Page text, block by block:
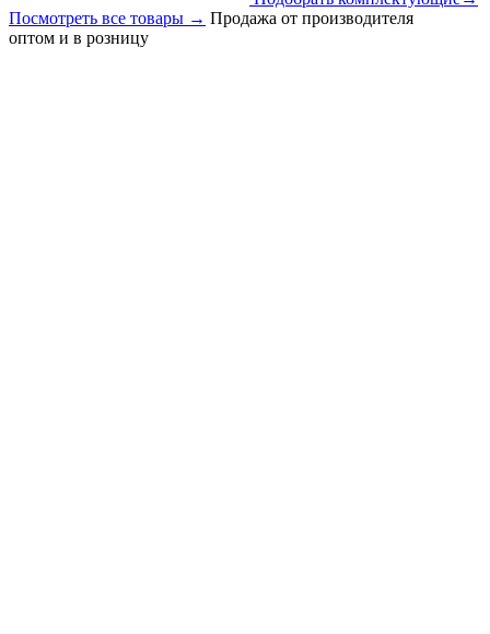
Посмотреть все товары → Продажа от производителя
оптом и в розницу